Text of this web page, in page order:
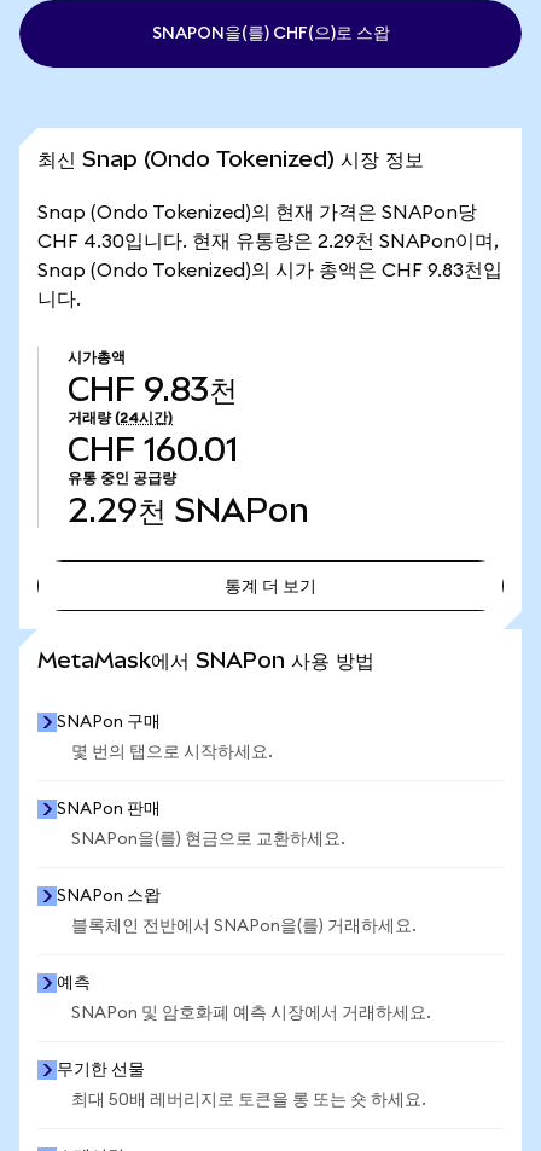
SNAPON을(를) CHF(으)로 스왑
최신 Snap (Ondo Tokenized) 시장 정보
Snap (Ondo Tokenized)의 현재 가격은 SNAPon당
CHF 4.30입니다. 현재 유통량은 2.29천 SNAPon이며,
Snap (Ondo Tokenized)의 시가 총액은 CHF 9.83천입
니다.
시가총액
CHF 9.83천
거래량 (24시간)
CHF 160.01
유통 중인 공급량
2.29천 SNAPon
통계 더 보기
MetaMask에서 SNAPon 사용 방법
SNAPon 구매
몇 번의 탭으로 시작하세요.
SNAPon 판매
SNAPon을(를) 현금으로 교환하세요.
SNAPon 스왑
블록체인 전반에서 SNAPon을(를) 거래하세요.
예측
SNAPon 및 암호화폐 예측 시장에서 거래하세요.
무기한 선물
최대 50배 레버리지로 토큰을 롱 또는 숏 하세요.